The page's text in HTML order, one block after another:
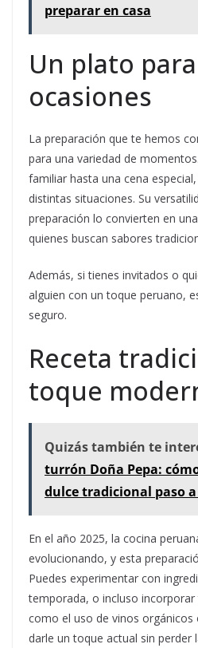
preparar en casa
Un plato
ocasiones
La preparación que te hemos
para una variedad de
familiar hasta una cena
distintas situaciones. Su
preparación lo convierten en
quienes buscan sabores
Además, si tienes invitados o
alguien con un toque peruano,
seguro.
Receta
toque
Quizás también te
turrón Doña Pepa:
dulce tradicional paso
En el año 2025, la cocina
evolucionando, y esta
Puedes experimentar con
temporada, o incluso
como el uso de vinos orgánicos
darle un toque actual sin perder